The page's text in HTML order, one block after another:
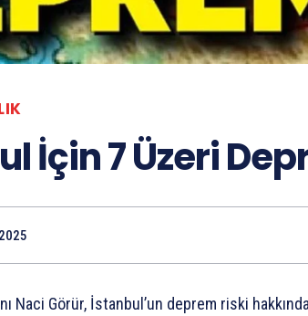
İçin 7 Üzeri
Naci Görür, İstanbul’un deprem riski